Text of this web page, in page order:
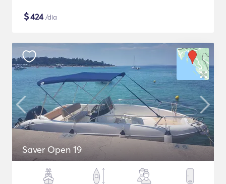
$424/dia
Saver Open 19